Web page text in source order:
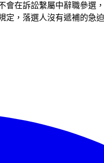
在訴訟繫屬中辭職參選
，落選人沒有遞補的急